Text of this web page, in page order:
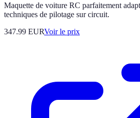
Maquette de voiture RC parfaitement
techniques de pilotage sur circuit.
347.99 EURVoir le prix